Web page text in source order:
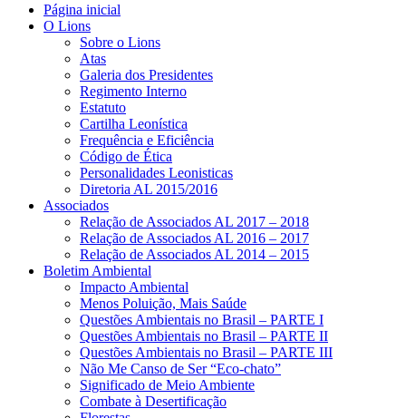
Página inicial
O Lions
Sobre o Lions
Atas
Galeria dos Presidentes
Regimento Interno
Estatuto
Cartilha Leonística
Frequência e Eficiência
Código de Ética
Personalidades Leonisticas
Diretoria AL 2015/2016
Associados
Relação de Associados AL 2017 – 2018
Relação de Associados AL 2016 – 2017
Relação de Associados AL 2014 – 2015
Boletim Ambiental
Impacto Ambiental
Menos Poluição, Mais Saúde
Questões Ambientais no Brasil – PARTE I
Questões Ambientais no Brasil – PARTE II
Questões Ambientais no Brasil – PARTE III
Não Me Canso de Ser “Eco-chato”
Significado de Meio Ambiente
Combate à Desertificação